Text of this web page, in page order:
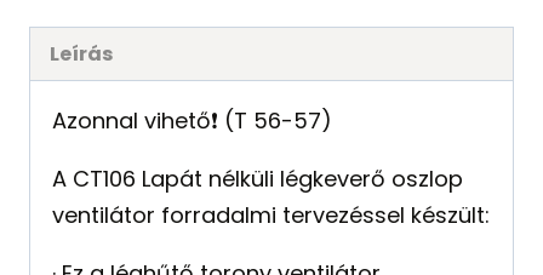
Leírás
Azonnal vihető❗️ (T 56-57)
A CT106 Lapát nélküli légkeverő oszlop
ventilátor forradalmi tervezéssel készült: